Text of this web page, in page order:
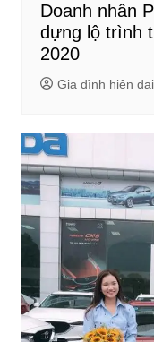
Doanh nhân
dựng lộ trình
2020
Gia đình hiện đại